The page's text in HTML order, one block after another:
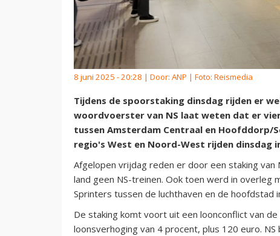
8 juni 2025 - 20:28 | Door: ANP | Foto: Reismedia
Tijdens de spoorstaking dinsdag rijden er
woordvoerster van NS laat weten dat er
tussen Amsterdam Centraal en Hoofddorp/
regio's West en Noord-West rijden dinsdag
Afgelopen vrijdag reden er door een staking
land geen NS-treinen. Ook toen werd in overleg
Sprinters tussen de luchthaven en de hoofdstad
De staking komt voort uit een loonconflict van
loonsverhoging van 4 procent, plus 120 euro.